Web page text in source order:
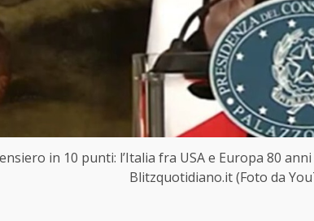
in 10 punti: l’Italia fra USA e Europa 80
Blitzquotidiano.it (Foto da